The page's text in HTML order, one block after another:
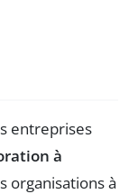
entreprises
à
organisations à